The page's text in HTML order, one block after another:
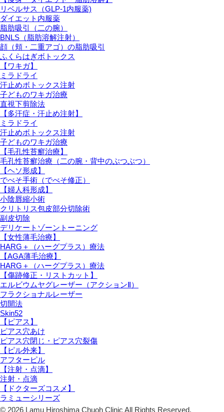
リベルサス（GLP-1内服薬)
ダイエット内服薬
脂肪吸引（二の腕）
BNLS（脂肪溶解注射）
顔（頬・二重アゴ）の脂肪吸引
ふくらはぎボトックス
【ワキガ】
ミラドライ
汗止めボトックス注射
子どものワキガ治療
直視下剪除法
【多汗症・汗止め注射】
ミラドライ
汗止めボトックス注射
子どものワキガ治療
【⽑孔性苔癬治療】
⽑孔性苔癬治療（⼆の腕・背中のぶつぶつ）
【ヘソ形成】
でべそ手術（でべそ修正）
【婦人科形成】
小陰唇縮小術
クリトリス包皮部分切除術
副皮切除
デリケートゾーントーニング
【女性薄毛治療】
HARG＋（ハーグプラス）療法
【AGA薄毛治療】
HARG＋（ハーグプラス）療法
【傷跡修正・リストカット】
エルビウムヤグレーザー（アクションⅡ）
フラクショナルレーザー
切開法
Skin52
【ピアス】
ピアス穴あけ
ピアス穴閉じ・ピアス穴裂傷
【ピル外来】
アフターピル
【注射・点滴】
注射・点滴
【ドクターズコスメ】
ラミューシリーズ
© 2026 Lamu Hiroshima Chuoh Clinic All Rights Reserved.